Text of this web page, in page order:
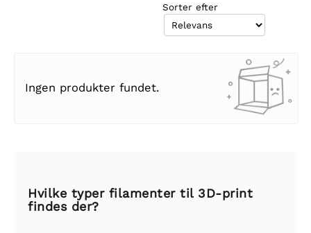
Sorter efter
Ingen produkter fundet.
Hvilke typer filamenter til 3D-print
findes der?